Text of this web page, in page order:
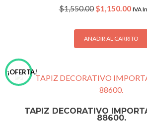
$1,550.00 Original
was:
$1,550.00.
$1,150.00
is:
IVA
AÑADIR AL CARRITO
¡OFERTA!
TAPIZ DECORATIVO
88600.